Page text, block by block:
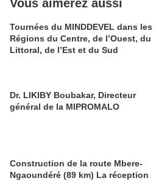
Vous aimerez aussi
Tournées du MINDDEVEL dans les
Régions du Centre, de l’Ouest, du
Littoral, de l’Est et du Sud
Dr. LIKIBY Boubakar, Directeur
général de la MIPROMALO
Construction de la route Mbere-
Ngaoundéré (89 km) La réception